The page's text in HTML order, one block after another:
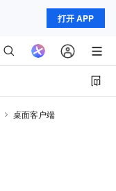
打开 APP
桌面客户端